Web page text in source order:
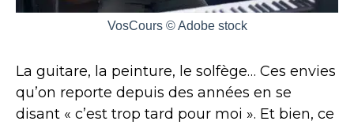
VosCours © Adobe stock
La guitare, la peinture, le solfège… Ces envies
qu’on reporte depuis des années en se
disant « c’est trop tard pour moi ». Et bien, ce